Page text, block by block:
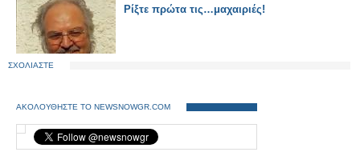
Ρίξτε πρώτα τις…μαχαιριές!
ΣΧΟΛΙΑΣΤΕ
ΑΚΟΛΟΥΘΗΣΤΕ ΤΟ NEWSNOWGR.COM